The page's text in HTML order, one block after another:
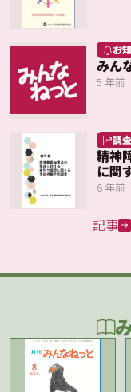
お
みん
5 年前
調
精神
に関
6 年前
記事